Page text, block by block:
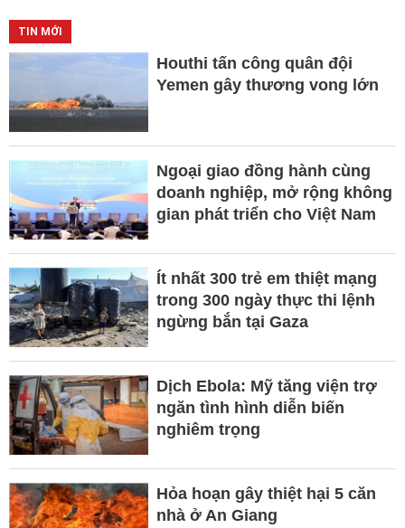
TIN MỚI
Houthi tấn công quân đội
Yemen gây thương vong lớn
Ngoại giao đồng hành cùng
doanh nghiệp, mở rộng không
gian phát triển cho Việt Nam
Ít nhất 300 trẻ em thiệt mạng
trong 300 ngày thực thi lệnh
ngừng bắn tại Gaza
Dịch Ebola: Mỹ tăng viện trợ
ngăn tình hình diễn biến
nghiêm trọng
Hỏa hoạn gây thiệt hại 5 căn
nhà ở An Giang